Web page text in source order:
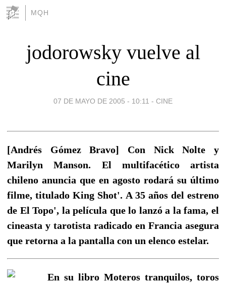
MQH
jodorowsky vuelve al
cine
07 DE MAYO DE 2005 - 10:11 - CINE
[Andrés Gómez Bravo] Con Nick Nolte y
Marilyn Manson. El multifacético artista
chileno anuncia que en agosto rodará su último
filme, titulado King Shot'. A 35 años del estreno
de El Topo', la película que lo lanzó a la fama, el
cineasta y tarotista radicado en Francia asegura
que retorna a la pantalla con un elenco estelar.
En su libro Moteros tranquilos, toros